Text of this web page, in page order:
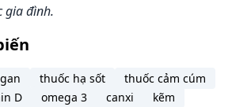
gia đình.
thuốc hạ sốt
thuốc cảm cúm
D omega 3 canxi
kẽm